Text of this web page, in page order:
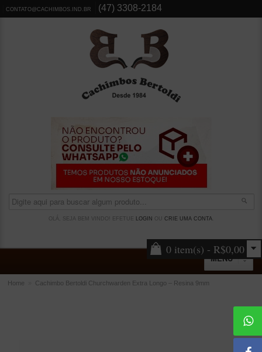
CONTATO@CACHIMBOS.IND.BR (47) 3308-2184
OLÁ, SEJA BEM VINDO! EFETUE LOGIN CRIE UMA CONTA.
0 item(s) - R$0,00
MENU
Home Cachimbo Bertoldi Churchwarden Extra Longo – Resina 9mm